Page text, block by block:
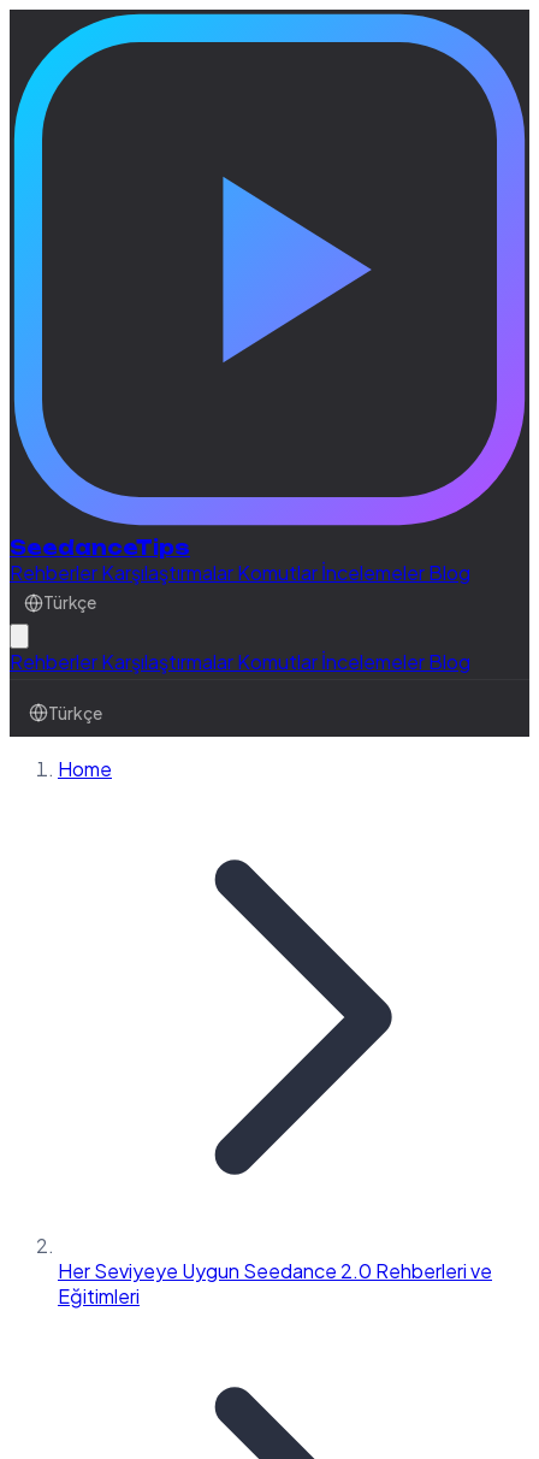
SeedanceTips
RehberlerKarşılaştırmalarKomutlarİncelemelerBlog
Türkçe
RehberlerKarşılaştırmalarKomutlarİncelemelerBlog
Türkçe
Home
Her Seviyeye Uygun Seedance 2.0 Rehberleri ve
Eğitimleri